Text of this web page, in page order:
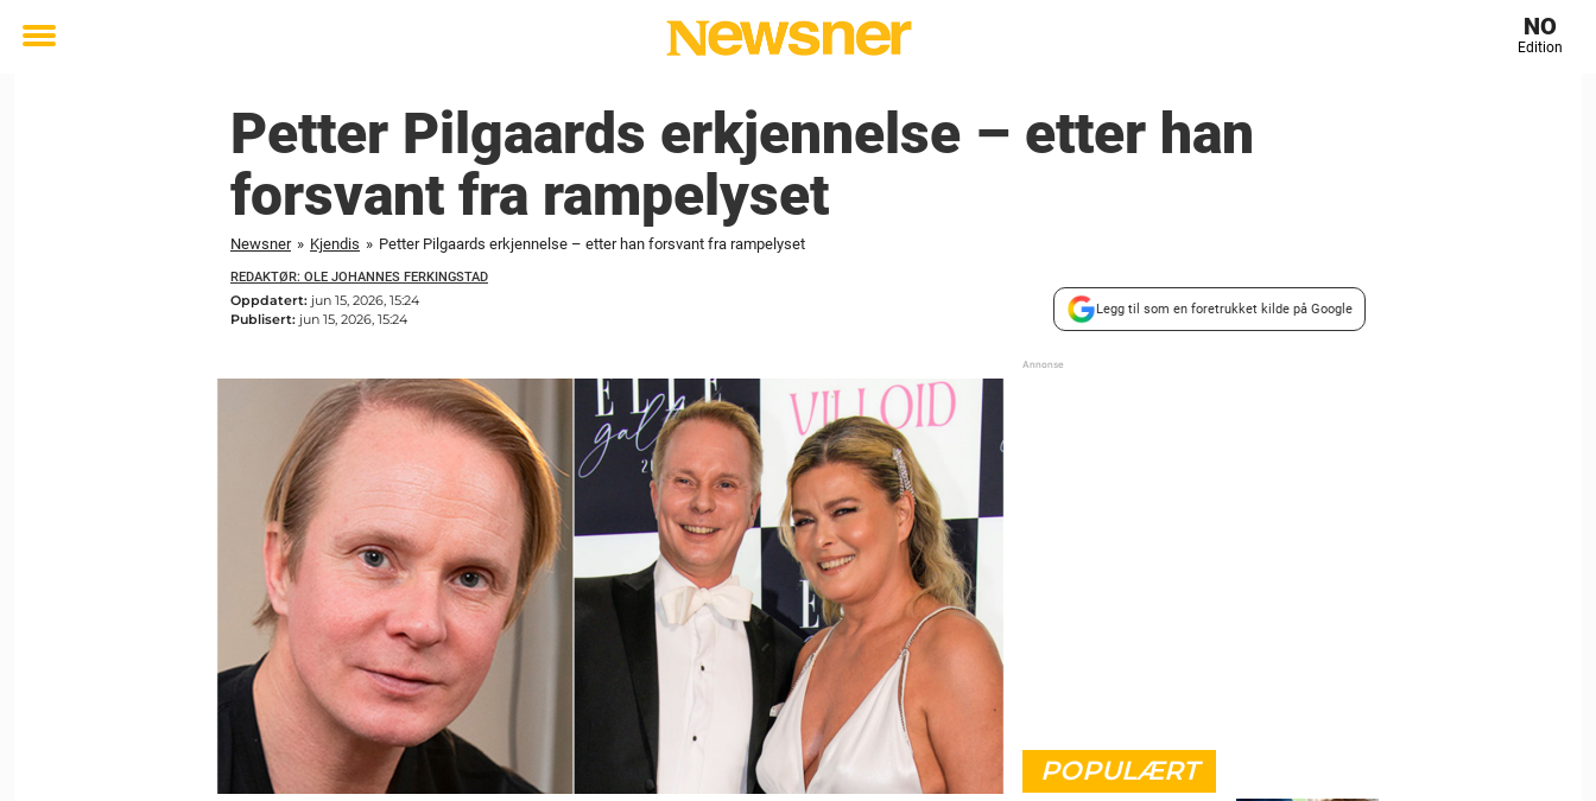
Toggle
NO
Edition
Petter Pilgaards erkjennelse – etter han
forsvant fra rampelyset
Newsner » Kjendis » Petter Pilgaards erkjennelse – etter han forsvant fra rampelyset
REDAKTØR: OLE JOHANNES FERKINGSTAD
Oppdatert: jun 15, 2026, 15:24
Publisert: jun 15, 2026, 15:24
Legg til som en foretrukket kilde på Google
POPULÆRT